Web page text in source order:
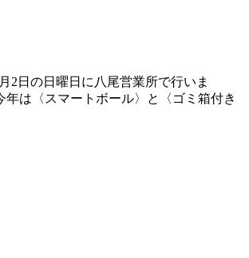
2日の日曜日に八尾営業所で行いま
は〈スマートボール〉と〈ゴミ箱付き